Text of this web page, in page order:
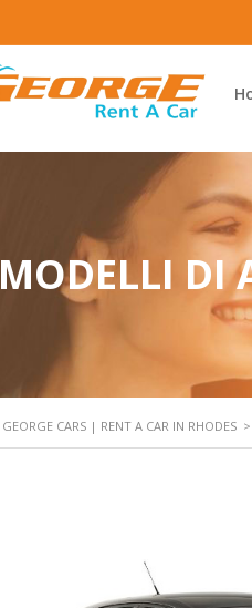
MODELLI DI
GEORGE CARS | RENT A CAR IN RHODES >